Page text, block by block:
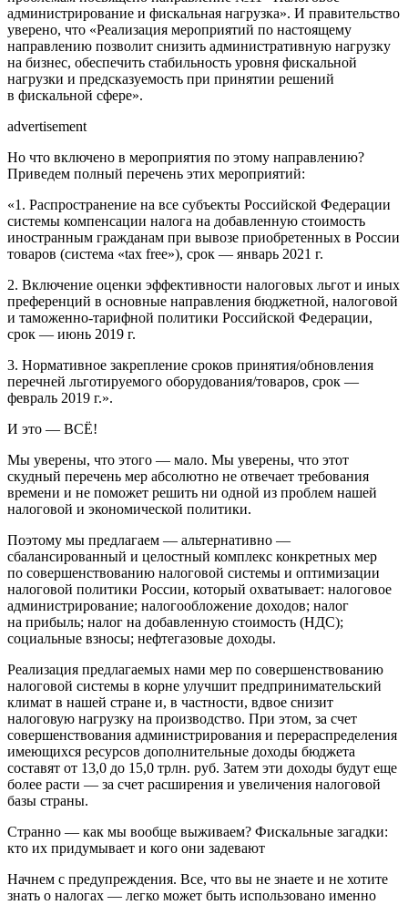
администрирование и фискальная нагрузка». И правительство
уверено, что «Реализация мероприятий по настоящему
направлению позволит снизить административную нагрузку
на бизнес, обеспечить стабильность уровня фискальной
нагрузки и предсказуемость при принятии решений
в фискальной сфере».
advertisement
Но что включено в мероприятия по этому направлению?
Приведем полный перечень этих мероприятий:
«1. Распространение на все субъекты Российской Федерации
системы компенсации налога на добавленную стоимость
иностранным гражданам при вывозе приобретенных в России
товаров (система «tax free»), срок — январь 2021 г.
2. Включение оценки эффективности налоговых льгот и иных
преференций в основные направления бюджетной, налоговой
и таможенно-тарифной политики Российской Федерации,
срок — июнь 2019 г.
3. Нормативное закрепление сроков принятия/обновления
перечней льготируемого оборудования/товаров, срок —
февраль 2019 г.».
И это — ВСЁ!
Мы уверены, что этого — мало. Мы уверены, что этот
скудный перечень мер абсолютно не отвечает требования
времени и не поможет решить ни одной из проблем нашей
налоговой и экономической политики.
Поэтому мы предлагаем — альтернативно —
сбалансированный и целостный комплекс конкретных мер
по совершенствованию налоговой системы и оптимизации
налоговой политики России, который охватывает: налоговое
администрирование; налогообложение доходов; налог
на прибыль; налог на добавленную стоимость (НДС);
социальные взносы; нефтегазовые доходы.
Реализация предлагаемых нами мер по совершенствованию
налоговой системы в корне улучшит предпринимательский
климат в нашей стране и, в частности, вдвое снизит
налоговую нагрузку на производство. При этом, за счет
совершенствования администрирования и перераспределения
имеющихся ресурсов дополнительные доходы бюджета
составят от 13,0 до 15,0 трлн. руб. Затем эти доходы будут еще
более расти — за счет расширения и увеличения налоговой
базы страны.
Странно — как мы вообще выживаем? Фискальные загадки:
кто их придумывает и кого они задевают
Начнем с предупреждения. Все, что вы не знаете и не хотите
знать о налогах — легко может быть использовано именно